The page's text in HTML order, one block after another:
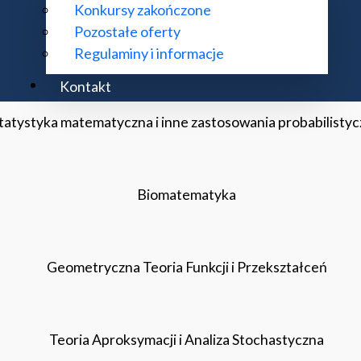
Konkursy zakończone
Pozostałe oferty
Regulaminy i informacje
Kontakt
Procesy Stochastyczne
matematyczna i inne zastosowania
Biomatematyka
Geometryczna Teoria Funkcji i Przekształceń
Teoria Aproksymacji i Analiza Stochastyczna